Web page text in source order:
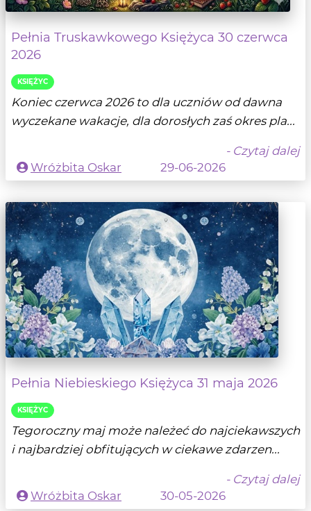
Pełnia Truskawkowego Księżyca 30 czerwca
2026
KSIĘŻYC
Koniec czerwca 2026 to dla uczniów od dawna
wyczekane wakacje, dla dorosłych zaś okres pla...
- Czytaj dalej
Wróżbita Oskar
29-06-2026
Pełnia Niebieskiego Księżyca 31 maja 2026
KSIĘŻYC
Tegoroczny maj może należeć do najciekawszych
i najbardziej obfitujących w ciekawe zdarzen...
- Czytaj dalej
Wróżbita Oskar
30-05-2026